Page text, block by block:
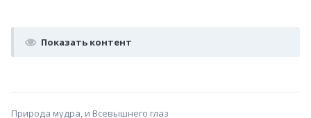
Показать контент
Природа мудра, и Всевышнего глаз